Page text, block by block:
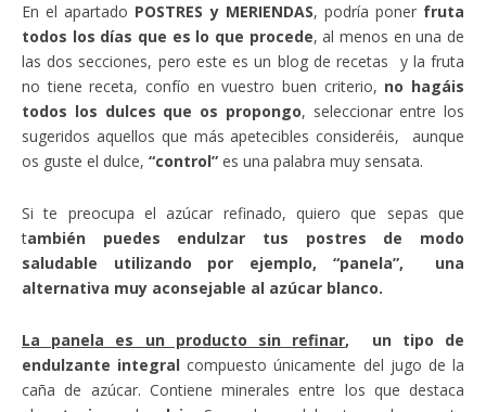
En el apartado POSTRES y MERIENDAS, podría poner fruta
todos los días que es lo que procede, al menos en una de
las dos secciones, pero este es un blog de recetas y la fruta
no tiene receta, confío en vuestro buen criterio, no hagáis
todos los dulces que os propongo, seleccionar entre los
sugeridos aquellos que más apetecibles consideréis, aunque
os guste el dulce, “control” es una palabra muy sensata.
Si te preocupa el azúcar refinado, quiero que sepas que
también puedes endulzar tus postres de modo
saludable utilizando por ejemplo, “panela”, una
alternativa muy aconsejable al azúcar blanco.
La panela es un producto sin refinar, un tipo de
endulzante integral compuesto únicamente del jugo de la
caña de azúcar. Contiene minerales entre los que destaca